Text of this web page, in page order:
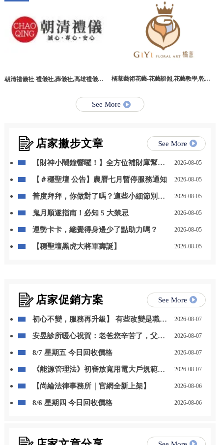
朝清禮儀社-禮儀社,葬儀社,高雄禮儀社,
橘薏藝術花藝-花藝證照,花藝教學,乾燥
See More
店家撇步文章 See More
【財神小鬧鐘響囉！】全方位補財庫幫你
2026-08-05
【＃穩聖壇 公告】農曆七月暫停服務通知 2026-08-05
普度拜拜，你做對了嗎？這些小細節別忽
2026-08-05
鬼月順遂指南！必知 5 大禁忌 2026-08-05
運勢卡卡，總覺得身邊少了點助力嗎？ 2026-08-05
【穩聖壇黑虎大將軍壽誕】 2026-08-05
店家促銷方案 See More
初心不變，服務再升級】 有些改變是職位
年 8 月 1 日起，我正式接任尚立汽車北台
2026-08-07
安昱診所暖心祝賀：老爸您辛苦了，父親
2026-08-07
8/7 星期五 今日回收價格 2026-08-07
《能源管理法》初審放寬用電大戶規範，
2026-08-07
【尚綸法律事務所｜官網全新上架】 2026-08-06
8/6 星期四 今日回收價格 2026-08-06